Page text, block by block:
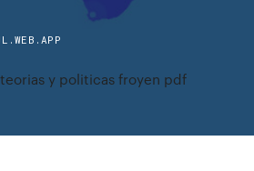
y politicas froyen pdf